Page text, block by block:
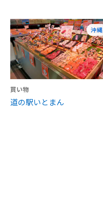
沖縄
買い物
道の駅いとまん